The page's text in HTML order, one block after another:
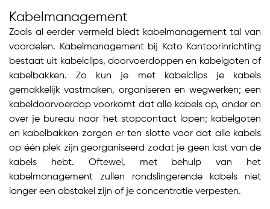
Kabelmanagement
Zoals al eerder vermeld biedt kabelmanagement tal van
voordelen. Kabelmanagement bij Kato Kantoorinrichting
bestaat uit kabelclips, doorvoerdoppen en kabelgoten of
kabelbakken. Zo kun je met kabelclips je kabels
gemakkelijk vastmaken, organiseren en wegwerken; een
kabeldoorvoerdop voorkomt dat alle kabels op, onder en
over je bureau naar het stopcontact lopen; kabelgoten
en kabelbakken zorgen er ten slotte voor dat alle kabels
op één plek zijn georganiseerd zodat je geen last van de
kabels hebt. Oftewel, met behulp van het
kabelmanagement zullen rondslingerende kabels niet
langer een obstakel zijn of je concentratie verpesten.